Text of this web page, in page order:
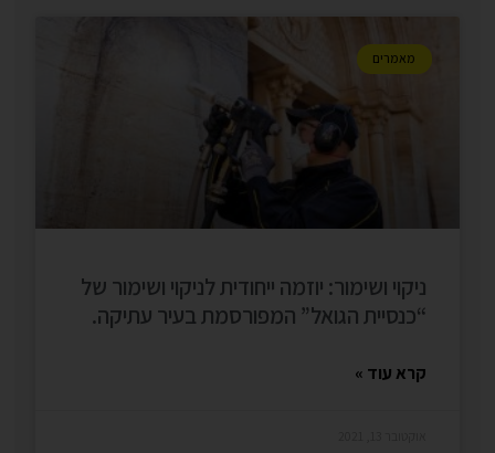
מאמרים
ניקוי ושימור: יוזמה ייחודית לניקוי ושימור של
“כנסיית הגואל” המפורסמת בעיר עתיקה.
קרא עוד »